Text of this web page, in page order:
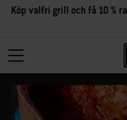
Köp valfri grill och få 10 %